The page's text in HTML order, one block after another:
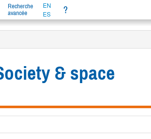
Recherche
avancée
EN
ES
?
& space